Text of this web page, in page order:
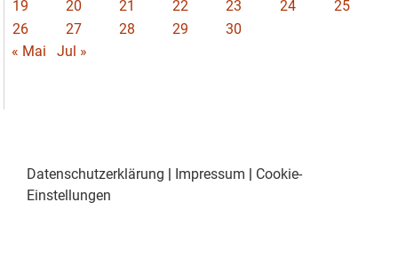
19
20 21 22 23 24
25
26
27 28 29
30
« Mai
Jul »
Datenschutzerklärung Impressum
Cookie-
Einstellungen